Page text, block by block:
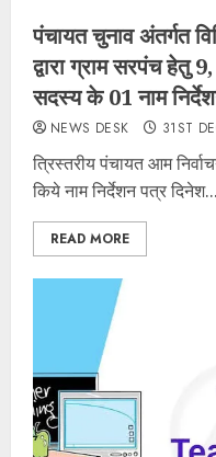
पंचायत चुनाव अंतर्गत
द्वारा ग्राम सरपंच हेतु
सदस्य के 01 नाम
NEWS DESK 31ST
त्रिस्तरीय पंचायत आम
किये नाम निर्देशन पत्र दिनेश...
READ MORE